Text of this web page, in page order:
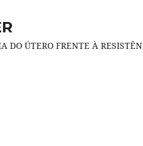
DO ÚTERO FRENTE À